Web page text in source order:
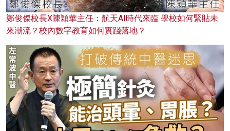
鄭俊傑校長X陳穎華主任：航天AI時代來臨 學校如何緊貼未
來潮流？校內數字教育如何實踐落地？